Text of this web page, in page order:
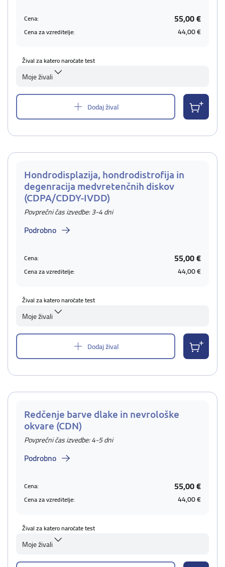
Cena: 55,00 €
Cena za vzreditelje: 44,00 €
Žival za katero naročate test
Moje živali
Dodaj žival
Hondrodisplazija, hondrodistrofija in
degenracija medvretenčnih diskov
(CDPA/CDDY-IVDD)
Povprečni čas izvedbe: 3-4 dni
Podrobno
Cena: 55,00 €
Cena za vzreditelje: 44,00 €
Žival za katero naročate test
Moje živali
Dodaj žival
Redčenje barve dlake in nevrološke
okvare (CDN)
Povprečni čas izvedbe: 4-5 dni
Podrobno
Cena: 55,00 €
Cena za vzreditelje: 44,00 €
Žival za katero naročate test
Moje živali